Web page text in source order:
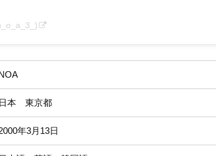
日本 東京都
年3月13日